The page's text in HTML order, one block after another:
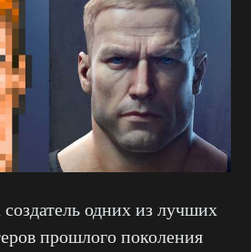
одних из лучших
прошлого поколения